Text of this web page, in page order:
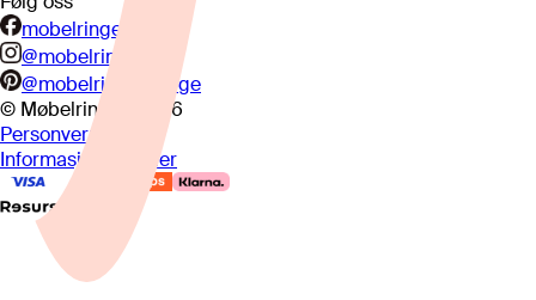
mobelringen.no
@mobelringen
@mobelringennorge
© Møbelringen
2026
Personvern
Informasjonskapsler